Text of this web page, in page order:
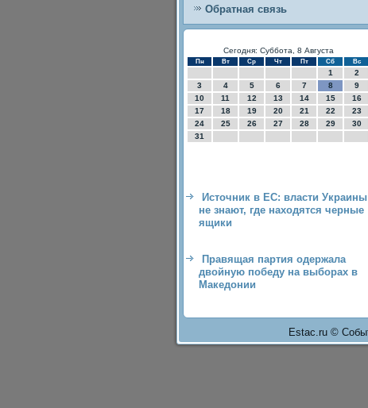
Обратная связь
Сегодня: Суббота, 8 Августа
Пн Вт Ср Чт Пт Сб Вс
1
2
3
4 5 6 7 8
9
10
11 12 13 14 15
16
17
18 19 20 21 22
23
24
25 26 27 28 29
30
31
Источник в ЕС: власти Украины
не знают, где находятся черные
ящики
Правящая партия одержала
двойную победу на выборах в
Македонии
Estac.ru ©